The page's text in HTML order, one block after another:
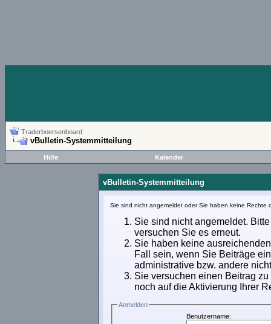
Traderboersenboard
vBulletin-Systemmitteilung
Hilfe Kalender
vBulletin-Systemmitteilung
Sie sind nicht angemeldet oder Sie haben keine
Sie sind nicht angemeldet.
versuchen Sie es erneut.
Sie haben keine
Fall sein, wenn Sie Beiträge
administrative bzw. andere
Sie versuchen einen Beitrag
noch auf die Aktivierung Ihrer
Anmelden
Benutzername: